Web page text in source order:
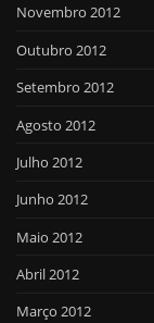
Novembro 2012
Outubro 2012
Setembro 2012
Agosto 2012
Julho 2012
Junho 2012
Maio 2012
Abril 2012
Março 2012